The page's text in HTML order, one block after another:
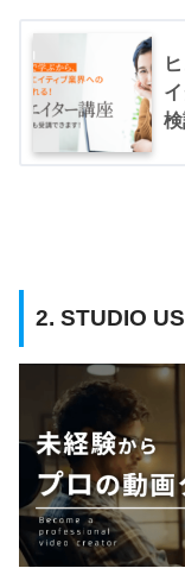
2. STUDIO US